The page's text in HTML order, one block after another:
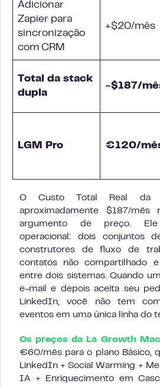
Adicionar
Zapier para
sincronização
com CRM
+$20/mês
Total da stack
dupla
~$187/
LGM Pro €120/
O Custo Total Real da
aproximadamente $187/
argumento de preço. Ele
operacional: dois conjuntos
construtores de fluxo de
contatos não compartilhado
entre dois sistemas. Quando
e-mail e depois aceita seu
LinkedIn, você não tem
eventos em uma única linha do
Os preços da La Growth
€60/mês para o plano Básico,
LinkedIn + Social Warming +
IA + Enriquecimento em